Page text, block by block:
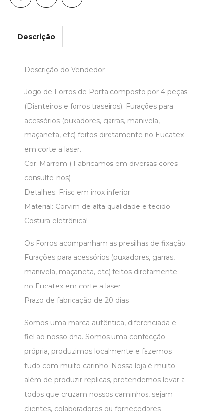
Descrição
Descrição do Vendedor
Jogo de Forros de Porta composto por 4 peças
(Dianteiros e forros traseiros); Furações para
acessórios (puxadores, garras, manivela,
maçaneta, etc) feitos diretamente no Eucatex
em corte a laser.
Cor: Marrom ( Fabricamos em diversas cores
consulte-nos)
Detalhes: Friso em inox inferior
Material: Corvim de alta qualidade e tecido
Costura eletrônica!
Os Forros acompanham as presilhas de fixação.
Furações para acessórios (puxadores, garras,
manivela, maçaneta, etc) feitos diretamente
no Eucatex em corte a laser.
Prazo de fabricação de 20 dias
Somos uma marca autêntica, diferenciada e
fiel ao nosso dna. Somos uma confecção
própria, produzimos localmente e fazemos
tudo com muito carinho. Nossa loja é muito
além de produzir replicas, pretendemos levar a
todos que cruzam nossos caminhos, sejam
clientes, colaboradores ou fornecedores